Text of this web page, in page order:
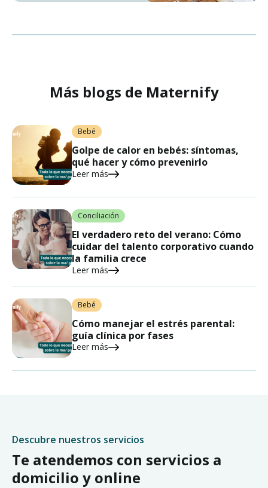
Más blogs de Maternify
Bebé
Golpe de calor en bebés: síntomas,
qué hacer y cómo prevenirlo
Leer más
Conciliación
El verdadero reto del verano: Cómo
cuidar del talento corporativo cuando
la familia crece
Leer más
Bebé
Cómo manejar el estrés parental:
guía clínica por fases
Leer más
Descubre nuestros servicios
Te atendemos con servicios a
domicilio y online